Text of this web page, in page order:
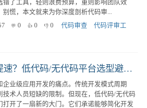
错了工具，轻则浪费预算，重则影响团队效
慌，本文就来为你深度剖析代码审...
0 0 0 代码审查
代码评审工
企业级应用开发提速？低代码/无代码平台选型避坑指南！
业级应用开发的痛点。传统开发模式周期
技术人员短缺的限制。但现在，低代码/无代码
打开了一扇新的大门。它们承诺能够简化开发